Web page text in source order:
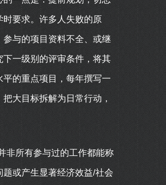
要求。许多人失败的原
与的项目资料不全、或继
一级别的评审条件，将其
的重点项目，每年撰写一
大目标拆解为日常行动，
非所有参与过的工作都能称
或产生显著经济效益/社会